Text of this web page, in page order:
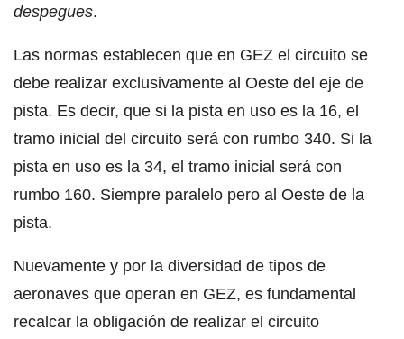
despegues.
Las normas establecen que en GEZ el circuito se
debe realizar exclusivamente al Oeste del eje de
pista. Es decir, que si la pista en uso es la 16, el
tramo inicial del circuito será con rumbo 340. Si la
pista en uso es la 34, el tramo inicial será con
rumbo 160. Siempre paralelo pero al Oeste de la
pista.
Nuevamente y por la diversidad de tipos de
aeronaves que operan en GEZ, es fundamental
recalcar la obligación de realizar el circuito